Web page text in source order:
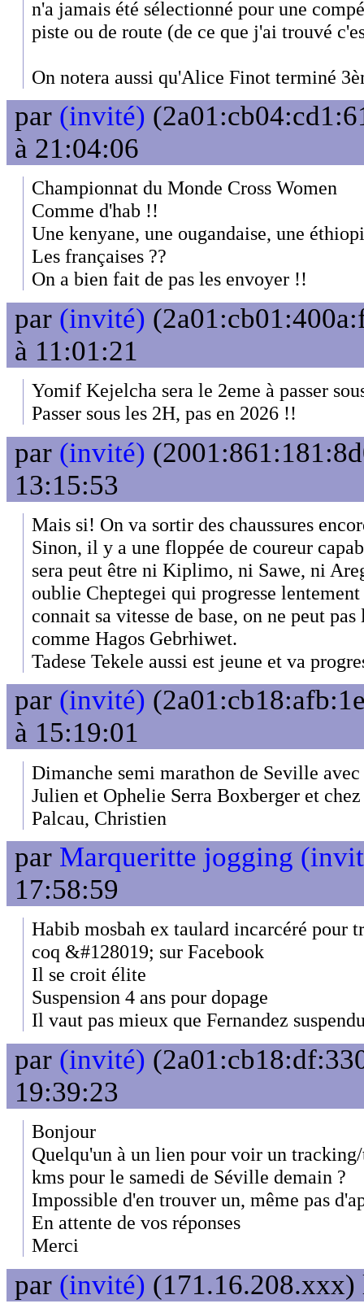
n'a jamais été sélectionné pour une
piste ou de route (de ce que j'ai trouvé
On notera aussi qu'Alice Finot terminé
par (invité)
à 21:04:06
Championnat du Monde Cross Women
Comme d'hab !!
Une kenyane, une ougandaise, une
Les françaises ??
On a bien fait de pas les envoyer !!
par (invité)
à 11:01:21
Yomif Kejelcha sera le 2eme à passer
Passer sous les 2H, pas en 2026 !!
par (invité)
13:15:53
Mais si! On va sortir des chaussures
Sinon, il y a une floppée de coureur
sera peut être ni Kiplimo, ni Sawe, ni
oublie Cheptegei qui progresse
connait sa vitesse de base, on ne peut
comme Hagos Gebrhiwet.
Tadese Tekele aussi est jeune et va
par (invité)
à 15:19:01
Dimanche semi marathon de Seville
Julien et Ophelie Serra Boxberger et
Palcau, Christien
par Marqueritte jogging
17:58:59
Habib mosbah ex taulard incarcéré pour
coq &#128019; sur Facebook
Il se croit élite
Suspension 4 ans pour dopage
Il vaut pas mieux que Fernandez
par (invité)
19:39:23
Bonjour
Quelqu'un à un lien pour voir un tracking/
kms pour le samedi de Séville demain ?
Impossible d'en trouver un, même pas
En attente de vos réponses
Merci
par (invité) (171.16.208.xxx)